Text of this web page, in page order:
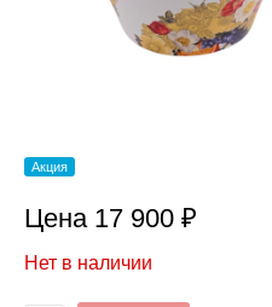
Акция
Цена 17 900 ₽
Нет в наличии